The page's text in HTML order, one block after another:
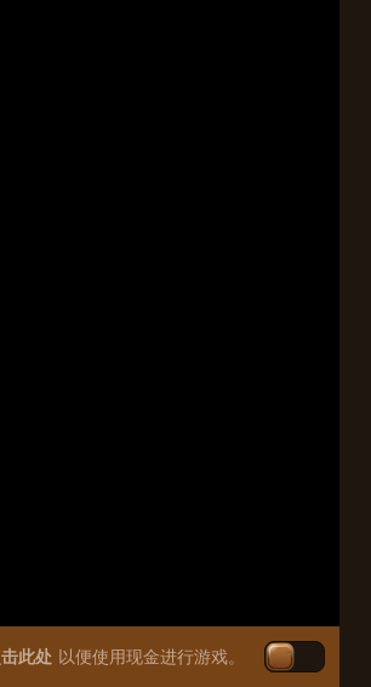
此处 以便使用现金进行游戏。